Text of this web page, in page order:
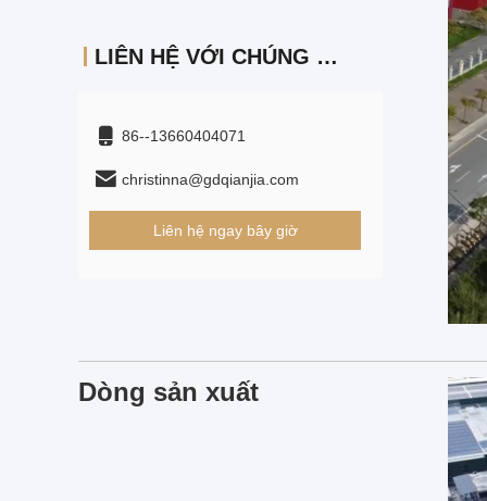
LIÊN HỆ VỚI CHÚNG TÔI
86--13660404071
christinna@gdqianjia.com
Liên hệ ngay bây giờ
Dòng sản xuất